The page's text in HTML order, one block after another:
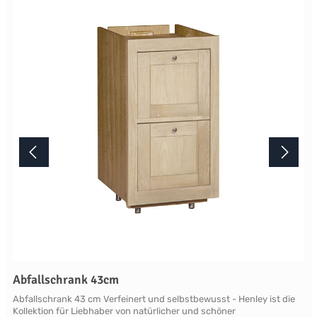
Produktes nicht authentisch wiedergegeben wird. Ihre Fragen zu
diesem Artikel beantworten wir Ihnen gerne telefonisch unter +49
2381 97372-0,per E-Mail an shop@landlord-living.de oder nach
Terminabsprache persönlich in unserem Showroom.
Abfallschrank 43cm
Abfallschrank 43 cm Verfeinert und selbstbewusst - Henley ist die
Kollektion für Liebhaber von natürlicher und schöner